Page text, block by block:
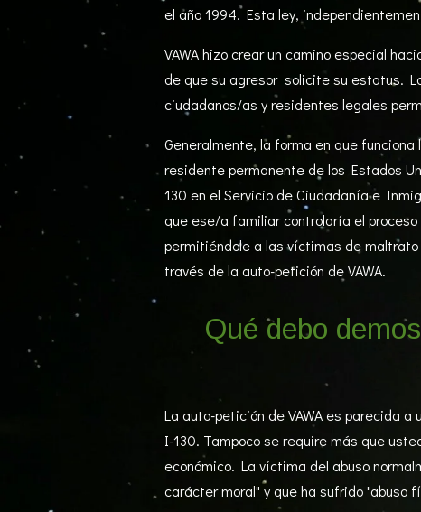
el año 1994. Esta ley,
VAWA hizo crear un camino especial
de que su agresor solicite su estatus.
ciudadanos/as y residentes legales
Generalmente, la forma en que
residente permanente de los Estados
130 en el Servicio de Ciudadanía e
que ese/a familiar controlaría el
permitiéndole a las víctimas de
través de la auto-petición de VAWA.
Qué debo
La auto-petición de VAWA es parecida
I-130. Tampoco se require más que
económico. La víctima del abuso
carácter moral" y que ha sufrido "abuso